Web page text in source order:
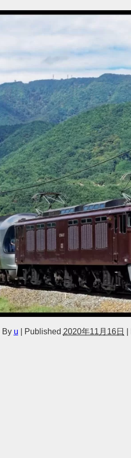
By u Published 2020年11月16日